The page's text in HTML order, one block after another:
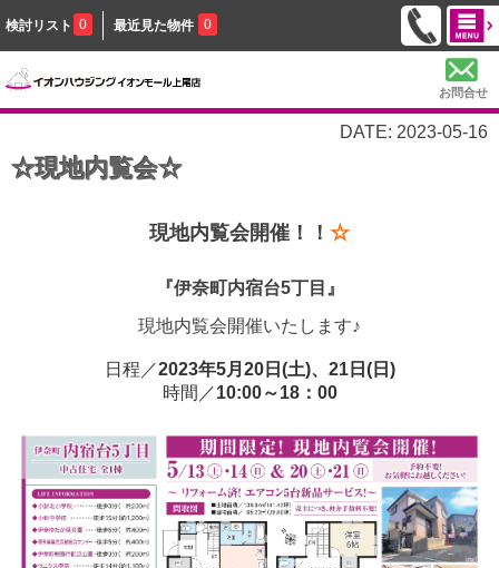
検討リスト 0 最近見た物件 0
お問合せ
DATE: 2023-05-16
☆現地内覧会☆
現地内覧会開催！！ ☆
『伊奈町内宿台5丁目』
現地内覧会開催いたします♪
日程／2023年5月20日(土)、21日(日)
時間／10:00～18：00